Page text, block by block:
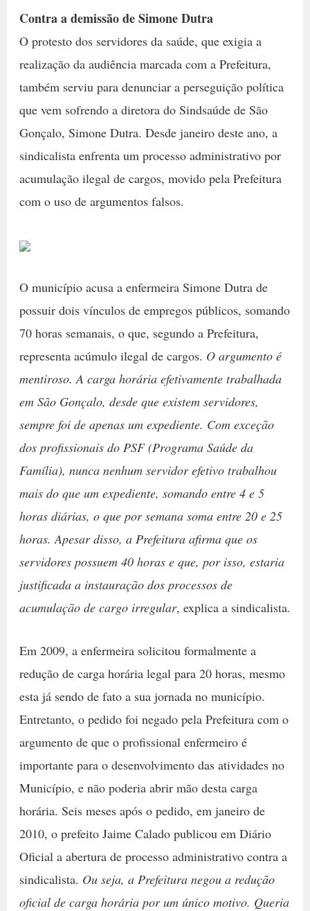
Contra a demissão de Simone Dutra
O protesto dos servidores da saúde, que exigia a
realização da audiência marcada com a Prefeitura,
também serviu para denunciar a perseguição política
que vem sofrendo a diretora do Sindsaúde de São
Gonçalo, Simone Dutra. Desde janeiro deste ano, a
sindicalista enfrenta um processo administrativo por
acumulação ilegal de cargos, movido pela Prefeitura
com o uso de argumentos falsos.
O município acusa a enfermeira Simone Dutra de
possuir dois vínculos de empregos públicos, somando
70 horas semanais, o que, segundo a Prefeitura,
representa acúmulo ilegal de cargos. O argumento é
mentiroso. A carga horária efetivamente trabalhada
em São Gonçalo, desde que existem servidores,
sempre foi de apenas um expediente. Com exceção
dos profissionais do PSF (Programa Saúde da
Família), nunca nenhum servidor efetivo trabalhou
mais do que um expediente, somando entre 4 e 5
horas diárias, o que por semana soma entre 20 e 25
horas. Apesar disso, a Prefeitura afirma que os
servidores possuem 40 horas e que, por isso, estaria
justificada a instauração dos processos de
acumulação de cargo irregular, explica a sindicalista.
Em 2009, a enfermeira solicitou formalmente a
redução de carga horária legal para 20 horas, mesmo
esta já sendo de fato a sua jornada no município.
Entretanto, o pedido foi negado pela Prefeitura com o
argumento de que o profissional enfermeiro é
importante para o desenvolvimento das atividades no
Município, e não poderia abrir mão desta carga
horária. Seis meses após o pedido, em janeiro de
2010, o prefeito Jaime Calado publicou em Diário
Oficial a abertura de processo administrativo contra a
sindicalista. Ou seja, a Prefeitura negou a redução
oficial de carga horária por um único motivo. Queria